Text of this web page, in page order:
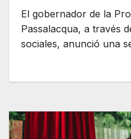
El gobernador de la
Passalacqua, a través
sociales, anunció una